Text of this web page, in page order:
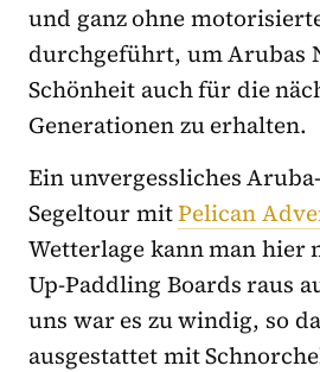
und ganz ohne
durchgeführt, um Arubas
Schönheit auch für die
Generationen zu erhalten.
Ein unvergessliches
Segeltour mitPelican
Wetterlage kann man hier
Up-Paddling Boards raus
uns war es zu windig, so
ausgestattet mit